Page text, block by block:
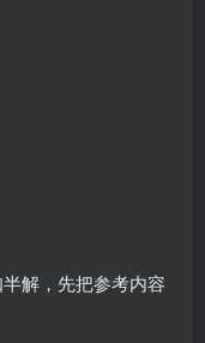
解，先把参考内容